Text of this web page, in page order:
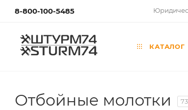
8-800-100-5485
КАТАЛОГ
Отбойные молотки 73